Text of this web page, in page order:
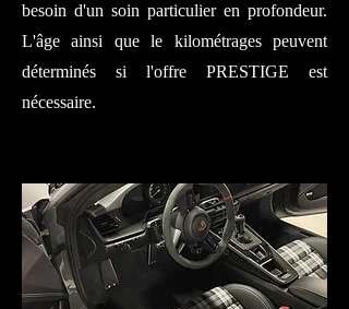
besoin d'un soin particulier en profondeur.
L'âge ainsi que le kilométrages peuvent
déterminés si l'offre PRESTIGE est
nécessaire.